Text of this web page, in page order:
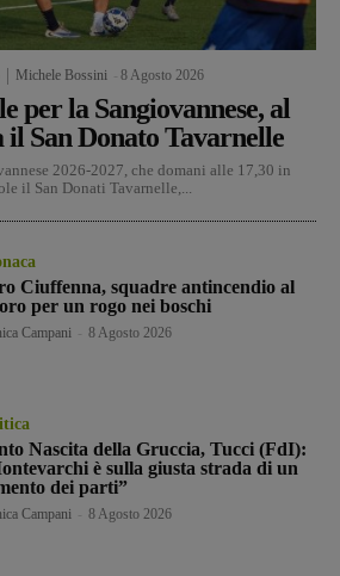
Michele Bossini 8 Agosto 2026
per la Sangiovannese, al
San Donato Tavarnelle
2026-2027, che domani alle 17,30 in
il San Donati Tavarnelle,...
Ciuffenna, squadre antincendio al
per un rogo nei boschi
Campani 8 Agosto 2026
Nascita della Gruccia, Tucci (FdI):
è sulla giusta strada di un
dei parti”
Campani 8 Agosto 2026